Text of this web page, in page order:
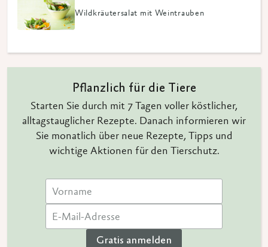
Wildkräutersalat mit Weintrauben
Pflanzlich für die Tiere
Starten Sie durch mit 7 Tagen voller köstlicher,
alltagstauglicher Rezepte. Danach informieren wir
Sie monatlich über neue Rezepte, Tipps und
wichtige Aktionen für den Tierschutz.
Gratis anmelden